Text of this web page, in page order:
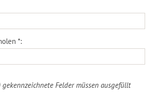
*:
Felder müssen ausgefüllt